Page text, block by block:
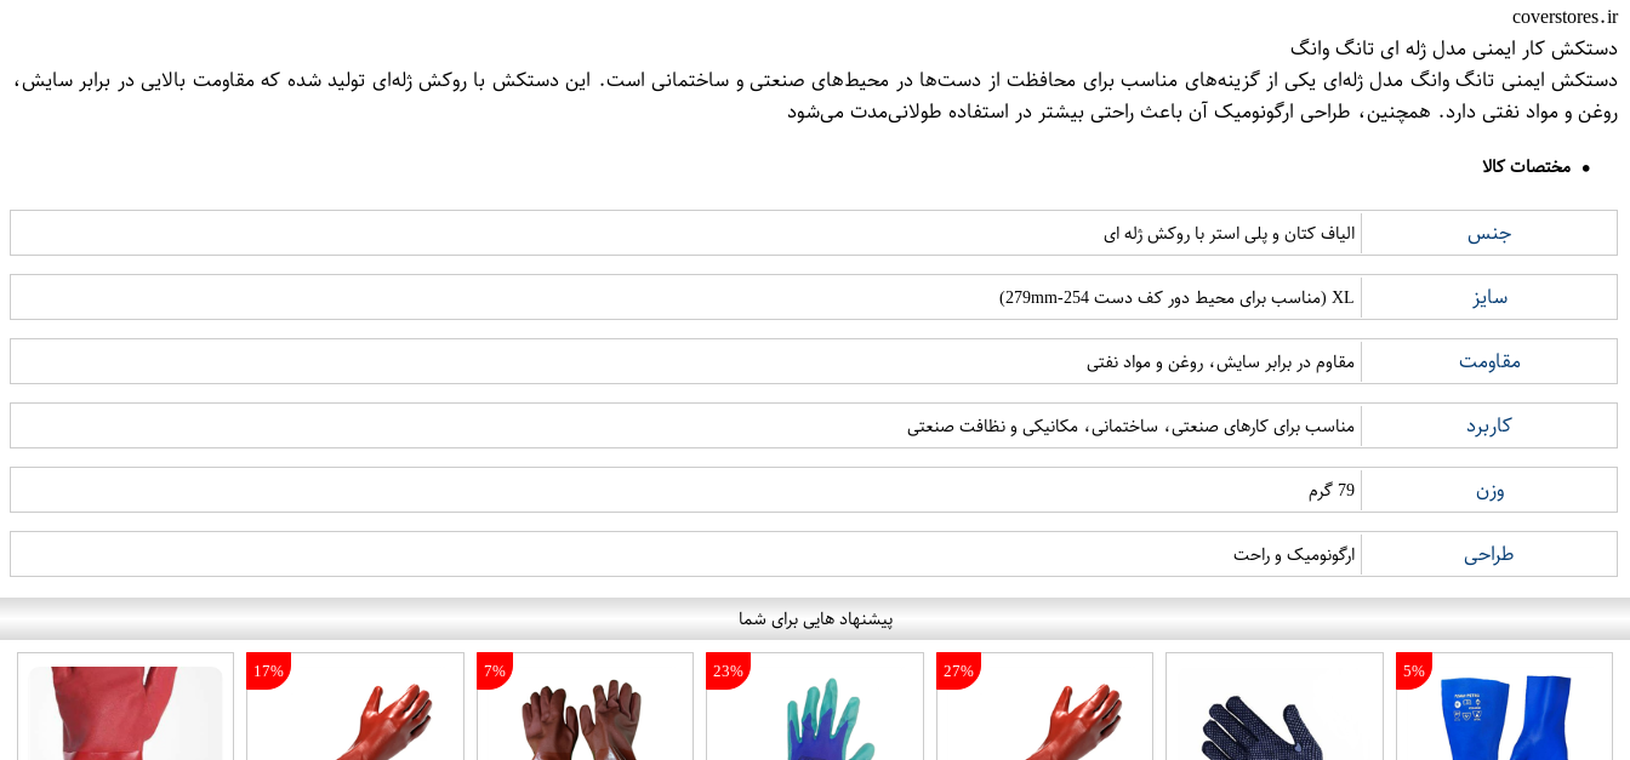
coverstores.ir
دستکش کار ایمنی مدل ژله ای تانگ وانگ
دستکش ایمنی تانگ وانگ مدل ژله‌ای یکی از گزینه‌های مناسب برای محافظت از دست‌ها در محیط‌های صنعتی و ساختمانی است. این دستکش با روکش ژله‌ای تولید شده که مقاومت بالایی در برابر سایش،
روغن و مواد نفتی دارد. همچنین، طراحی ارگونومیک آن باعث راحتی بیشتر در استفاده طولانی‌مدت می‌شود
مختصات کالا
جنس الیاف کتان و پلی استر با روکش ژله ای
سایز XL (مناسب برای محیط دور کف دست 254-279mm)
مقاومت مقاوم در برابر سایش، روغن و مواد نفتی
کاربرد مناسب برای کارهای صنعتی، ساختمانی، مکانیکی و نظافت صنعتی
وزن 79 گرم
طراحی ارگونومیک و راحت
پیشنهاد هایی برای شما
5%
27%
23%
7%
17%